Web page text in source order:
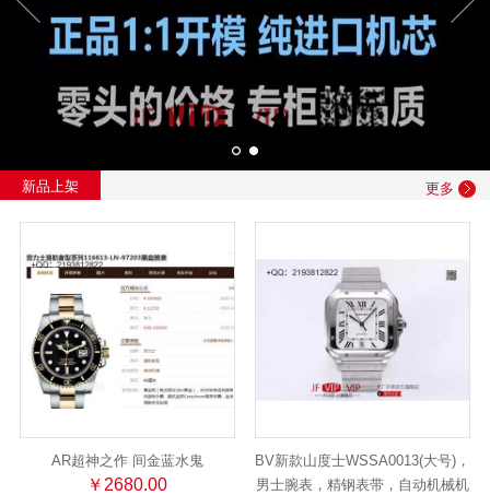
新品上架 更多
AR超神之作 间金蓝水鬼
￥2680.00
BV新款山度士WSSA0013(大号)，
男士腕表，精钢表带，自动机械机